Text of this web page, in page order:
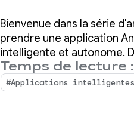
intégrer
l'aide
Bienvenue dans la série
prendre une application
intelligente et autonome.
de Firebase AI Logic pour
Temps de lecture
#Applications intelligentes